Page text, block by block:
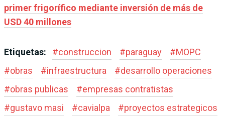
primer frigorífico mediante inversión de más de
USD 40 millones
Etiquetas: #construccion #paraguay #MOPC
#obras #infraestructura #desarrollo operaciones
#obras publicas #empresas contratistas
#gustavo masi #cavialpa #proyectos estrategicos